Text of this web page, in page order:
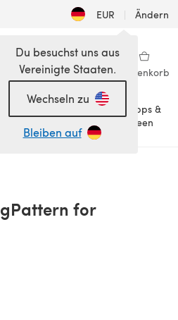
EUR | Ändern
Meine Bibliothek Warenkorb
Anlässe
Tipps &
Ideen
Du besuchst uns aus
Vereinigte Staaten.
Wechseln zu
Bleiben auf
for